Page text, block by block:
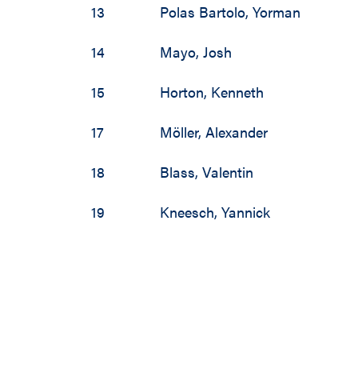
13
Polas Bartolo,Yorman
14
Mayo,Josh
15
Horton, Kenneth
17
Möller,Alexander
18
Blass,Valentin
19
Kneesch,Yannick